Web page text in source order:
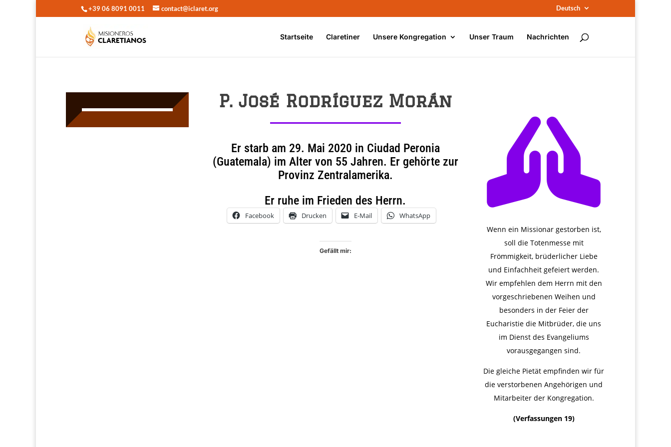
+39 06 8091 0011 contact@iclaret.org Deutsch
Startseite Claretiner Unsere Kongregation Unser Traum Nachrichten
P. José Rodríguez Morán
Er starb am 29. Mai 2020 in Ciudad Peronia
(Guatemala) im Alter von 55 Jahren. Er gehörte zur
Provinz Zentralamerika.
Er ruhe im Frieden des Herrn.
Facebook Drucken E-Mail WhatsApp
Gefällt mir:

Wenn ein Missionar gestorben ist,
soll die Totenmesse mit
Frömmigkeit, brüderlicher Liebe
und Einfachheit gefeiert werden.
Wir empfehlen dem Herrn mit den
vorgeschriebenen Weihen und
besonders in der Feier der
Eucharistie die Mitbrüder, die uns
im Dienst des Evangeliums
vorausgegangen sind.
Die gleiche Pietät empfinden wir für
die verstorbenen Angehörigen und
Mitarbeiter der Kongregation.
(Verfassungen 19)